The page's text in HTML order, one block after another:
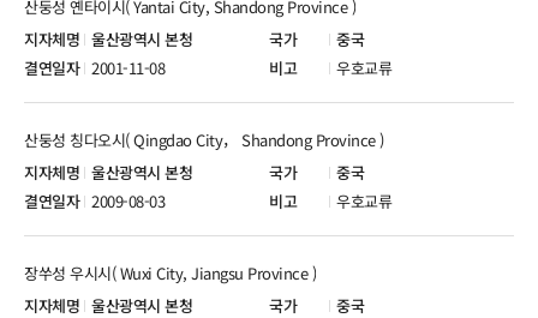
울산광역시 본청 중국
산둥성 옌타이시( Yantai City, Shandong Province )
2001-11-08 우호교류
울산광역시 본청 중국
산둥성 칭다오시( Qingdao City， Shandong Province )
2009-08-03 우호교류
울산광역시 본청 중국
장쑤성 우시시( Wuxi City, Jiangsu Province )